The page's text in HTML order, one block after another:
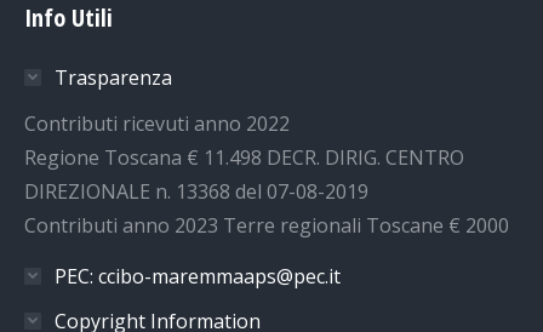
opens
new
window
opens
new
window
new
window
new
window
Info Utili
Trasparenza
Contributi ricevuti anno 2022
Regione Toscana € 11.498 DECR. DIRIG. CENTRO
DIREZIONALE n. 13368 del 07-08-2019
Contributi anno 2023 Terre regionali Toscane € 2000
PEC: ccibo-maremmaaps@pec.it
Copyright Information